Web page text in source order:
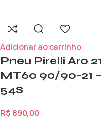
Adicionar ao carrinho
Pneu Pirelli Aro 21
MT60 90/90-21 –
54S
R$ 890,00